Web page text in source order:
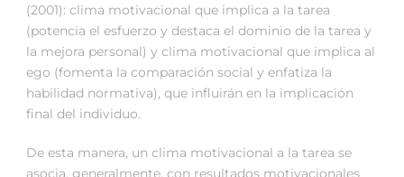
(2001): clima motivacional que implica a la tarea
(potencia el esfuerzo y destaca el dominio de la tarea y
la mejora personal) y clima motivacional que implica al
ego (fomenta la comparación social y enfatiza la
habilidad normativa), que influirán en la implicación
final del individuo.
De esta manera, un clima motivacional a la tarea se
asocia, generalmente, con resultados motivacionales